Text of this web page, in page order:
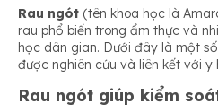
Rau ngót (tên khoa học là
rau phổ biến trong ẩm thực và
học dân gian. Dưới đây là một
được nghiên cứu và liên kết với y
Rau ngót giúp kiểm